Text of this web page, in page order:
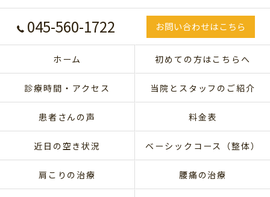
045-560-1722 お問い合わせはこちら
ホーム 初めての方はこちらへ
診療時間・アクセス 当院とスタッフのご紹介
患者さんの声 料金表
近日の空き状況 ベーシックコース（整体）
肩こりの治療 腰痛の治療